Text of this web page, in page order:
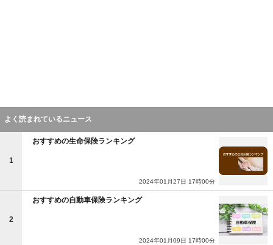
よく読まれているニュース
1
おすすめの生命保険ランキング
2024年01月27日 17時00分
2
おすすめの自動車保険ランキング
2024年01月09日 17時00分